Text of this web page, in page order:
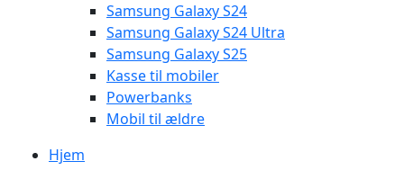
Samsung Galaxy S24
Samsung Galaxy S24 Ultra
Samsung Galaxy S25
Kasse til mobiler
Powerbanks
Mobil til ældre
Hjem